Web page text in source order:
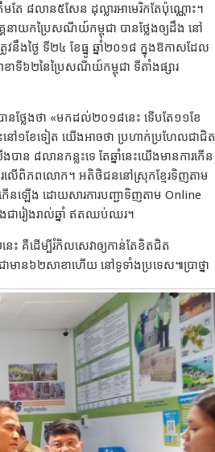
៨លាន៥សែន ដុល្លារអាមេរិកតែប៉ុណ្ណោះ។
គនាយកប្រៃសណីយ៍កម្ពុជា​ បានថ្លែងឲ្យដឹង នៅ
នឹងថ្ងៃ ទី២៤​ ខែធ្នូ​ ឆ្នាំ២០១៨ ក្នុងឱកាស​ដែល​
ខាទី៦២នៃ​ប្រៃសណីយ៍​កម្ពុជា​ ទីតាំងផ្សារ
នថ្លែងថា «មកដល់២០១៨នេះ ទើបតែ១១ខែ
ៅ១ខែទៀត យើងអាចថា ប្រហាក់ប្រហែលជាជិត
៨លានកន្លះទេ តែឆ្នាំនេះយើងមានការកើន
លើពិភពលោក។ អតិថិជននៅស្រុកខ្មែរទិញតាម
ើនឡើង ដោយសារការបញ្ជាទិញតាម Online
ជារៀងរាល់ឆ្នាំ ឥតឈប់ឈរ។
ះ គឺដើម្បីរំកិលសេវាឲ្យកាន់តែខិតជិត
ន៦២សាខាហើយ នៅទូទាំងប្រទេស៕ប្រាថ្នា